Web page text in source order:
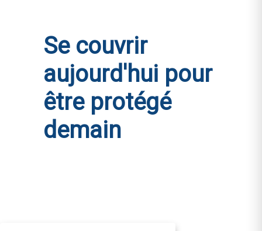
Se couvrir
aujourd'hui pour
être protégé
demain